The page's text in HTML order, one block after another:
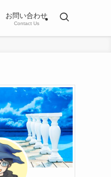
お問い合わせ
Contact Us